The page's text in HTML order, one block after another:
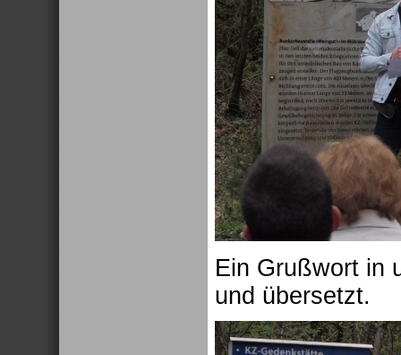
Ein Grußwort in
und übersetzt.